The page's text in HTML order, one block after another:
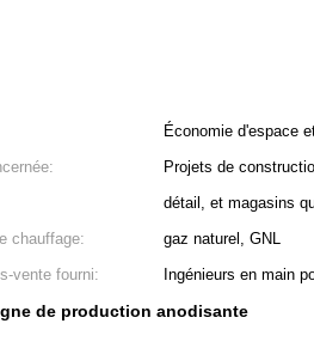
Économie d'espace
Projets de
détail, et magasins
chauffage:
gaz naturel, GNL
vente fourni:
Ingénieurs en main
de production anodisante